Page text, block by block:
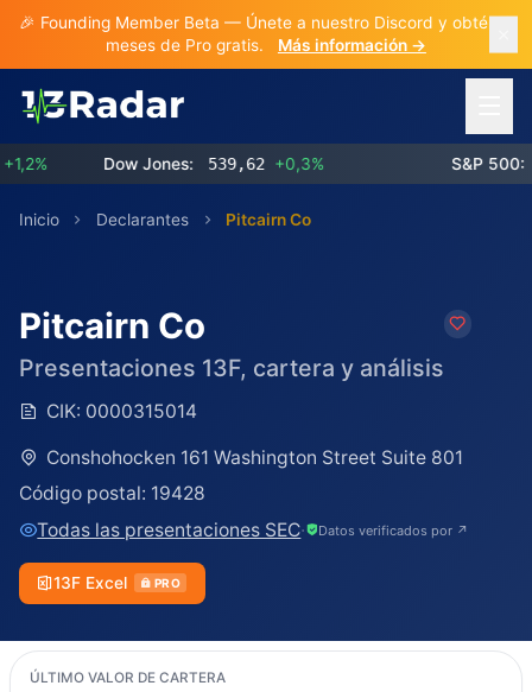
🎉 Founding Member Beta — Únete a nuestro Discord y obtén 3
meses de Pro gratis.
Más información →
Dow Jones: 539,62 +0,3% S&P 500:
Inicio Declarantes Pitcairn Co
Pitcairn Co
Presentaciones 13F, cartera y análisis
CIK: 0000315014
Conshohocken 161 Washington Street Suite 801
Código postal: 19428
Todas las presentaciones SEC· Datos verificados por ↗
13F Excel PRO
ÚLTIMO VALOR DE CARTERA